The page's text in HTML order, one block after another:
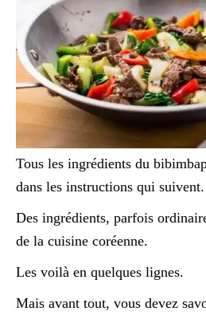
Tous les ingrédients du
dans les instructions qui suivent.
Des ingrédients, parfois
de la cuisine coréenne.
Les voilà en quelques lignes.
Mais avant tout, vous devez